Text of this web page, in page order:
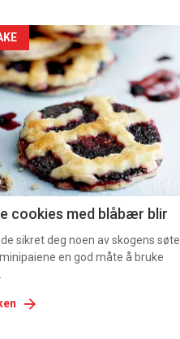
cookies med blåbær blir
sikret deg noen av skogens søte
en god måte å bruke